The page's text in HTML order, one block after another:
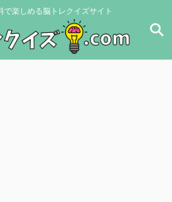
で楽しめる脳トレクイズサイト